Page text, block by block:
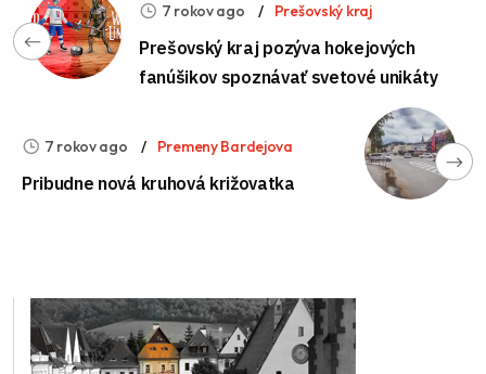
7 rokov ago Prešovský kraj
Prešovský kraj pozýva hokejových
fanúšikov spoznávať svetové unikáty
7 rokov ago Premeny Bardejova
Pribudne nová kruhová križovatka